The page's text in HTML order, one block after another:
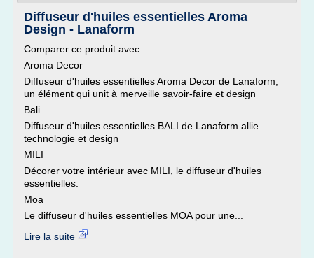
Diffuseur d'huiles essentielles Aroma
Design - Lanaform
Comparer ce produit avec:
Aroma Decor
Diffuseur d'huiles essentielles Aroma Decor de Lanaform,
un élément qui unit à merveille savoir-faire et design
Bali
Diffuseur d'huiles essentielles BALI de Lanaform allie
technologie et design
MILI
Décorer votre intérieur avec MILI, le diffuseur d'huiles
essentielles.
Moa
Le diffuseur d'huiles essentielles MOA pour une...
Lire la suite